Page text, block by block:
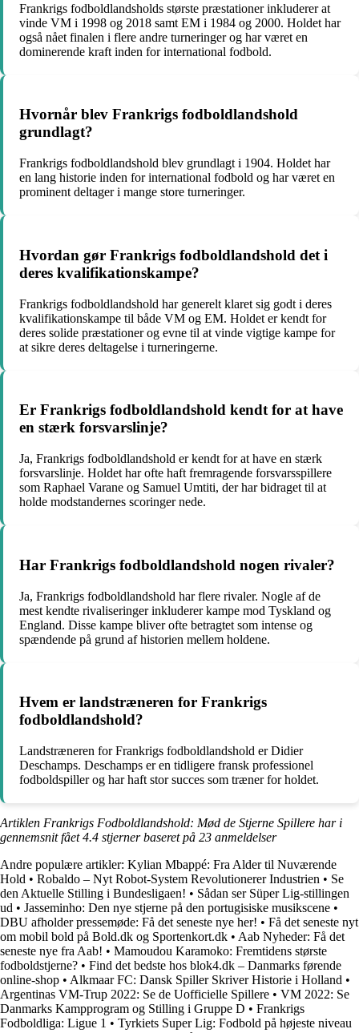
Frankrigs fodboldlandsholds største præstationer inkluderer at
vinde VM i 1998 og 2018 samt EM i 1984 og 2000. Holdet har
også nået finalen i flere andre turneringer og har været en
dominerende kraft inden for international fodbold.
Hvornår blev Frankrigs fodboldlandshold
grundlagt?
Frankrigs fodboldlandshold blev grundlagt i 1904. Holdet har
en lang historie inden for international fodbold og har været en
prominent deltager i mange store turneringer.
Hvordan gør Frankrigs fodboldlandshold det i
deres kvalifikationskampe?
Frankrigs fodboldlandshold har generelt klaret sig godt i deres
kvalifikationskampe til både VM og EM. Holdet er kendt for
deres solide præstationer og evne til at vinde vigtige kampe for
at sikre deres deltagelse i turneringerne.
Er Frankrigs fodboldlandshold kendt for at have
en stærk forsvarslinje?
Ja, Frankrigs fodboldlandshold er kendt for at have en stærk
forsvarslinje. Holdet har ofte haft fremragende forsvarsspillere
som Raphael Varane og Samuel Umtiti, der har bidraget til at
holde modstandernes scoringer nede.
Har Frankrigs fodboldlandshold nogen rivaler?
Ja, Frankrigs fodboldlandshold har flere rivaler. Nogle af de
mest kendte rivaliseringer inkluderer kampe mod Tyskland og
England. Disse kampe bliver ofte betragtet som intense og
spændende på grund af historien mellem holdene.
Hvem er landstræneren for Frankrigs
fodboldlandshold?
Landstræneren for Frankrigs fodboldlandshold er Didier
Deschamps. Deschamps er en tidligere fransk professionel
fodboldspiller og har haft stor succes som træner for holdet.
Artiklen Frankrigs Fodboldlandshold: Mød de Stjerne Spillere har i
gennemsnit fået4.4 stjerner baseret på 23 anmeldelser
Andre populære artikler: Kylian Mbappé: Fra Alder til Nuværende
Hold • Robaldo – Nyt Robot-System Revolutionerer Industrien • Se
den Aktuelle Stilling i Bundesligaen! • Sådan ser Süper Lig-stillingen
ud • Jasseminho: Den nye stjerne på den portugisiske musikscene •
DBU afholder pressemøde: Få det seneste nye her! • Få det seneste nyt
om mobil bold på Bold.dk og Sportenkort.dk • Aab Nyheder: Få det
seneste nye fra Aab! • Mamoudou Karamoko: Fremtidens største
fodboldstjerne? • Find det bedste hos blok4.dk – Danmarks førende
online-shop • Alkmaar FC: Dansk Spiller Skriver Historie i Holland •
Argentinas VM-Trup 2022: Se de Uofficielle Spillere • VM 2022: Se
Danmarks Kampprogram og Stilling i Gruppe D • Frankrigs
Fodboldliga: Ligue 1 • Tyrkiets Super Lig: Fodbold på højeste niveau